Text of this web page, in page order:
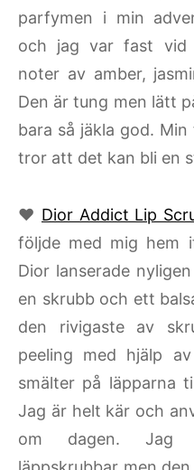
parfymen i min
och jag var fast vid
noter av amber,
Den är tung men lätt
bara så jäkla god.
tror att det kan bli en
♥ Dior Addict Lip
följde med mig hem
Dior lanserade
en skrubb och ett
den rivigaste av
peeling med hjälp
smälter på läpparna
Jag är helt kär och
om dagen. Jag